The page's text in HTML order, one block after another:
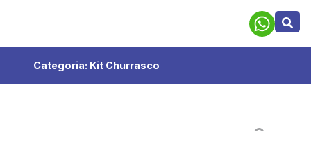
Categoria: Kit Churrasco